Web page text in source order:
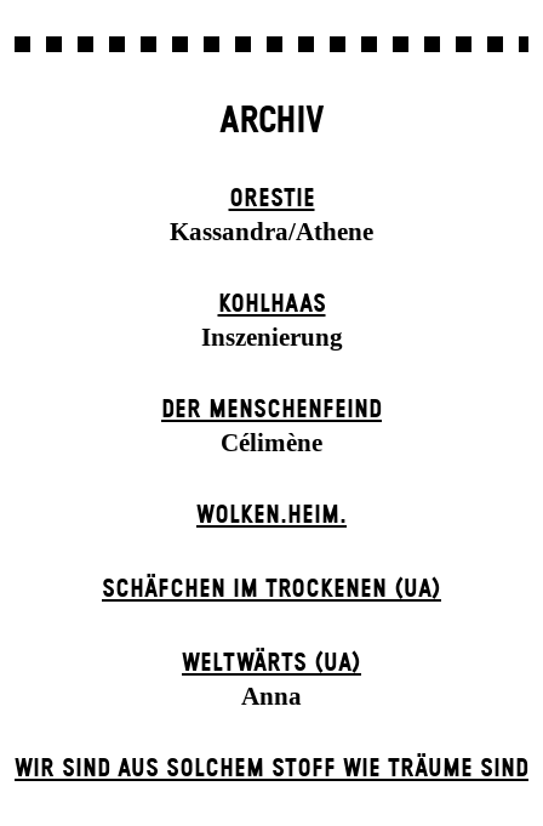
ARCHIV
ORESTIE
Kassandra/Athene
KOHLHAAS
Inszenierung
DER MENSCHENFEIND
Célimène
WOLKEN.HEIM.
SCHÄFCHEN IM TROCKENEN (UA)
WELTWÄRTS (UA)
Anna
WIR SIND AUS SOLCHEM STOFF WIE TRÄUME SIND